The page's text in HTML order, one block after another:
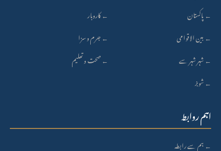
←پاکستان
←بین الاقوامی
←شہر شہر سے
←شوبز
←کاروبار
←جرم و سزا
←صحت و تعلیم
اہم روابط
←ہم سے رابطہ